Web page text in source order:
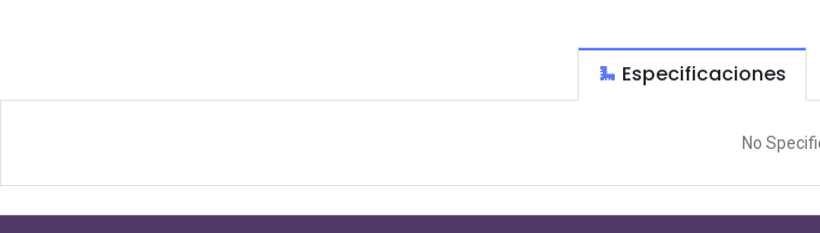
Especificaciones
No